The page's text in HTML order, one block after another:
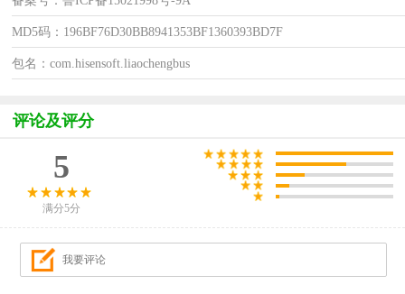
MD5码：196BF76D30BB8941353BF1360393BD7F
包名：com.hisensoft.liaochengbus
评论及评分
5
满分5分